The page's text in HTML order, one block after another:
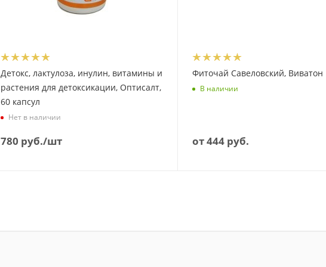
Детокс, лактулоза, инулин, витамины и
растения для детоксикации, Оптисалт,
60 капсул
Нет в наличии
780 руб./шт
Фиточай Савеловский, Виватон
В наличии
от444 руб.